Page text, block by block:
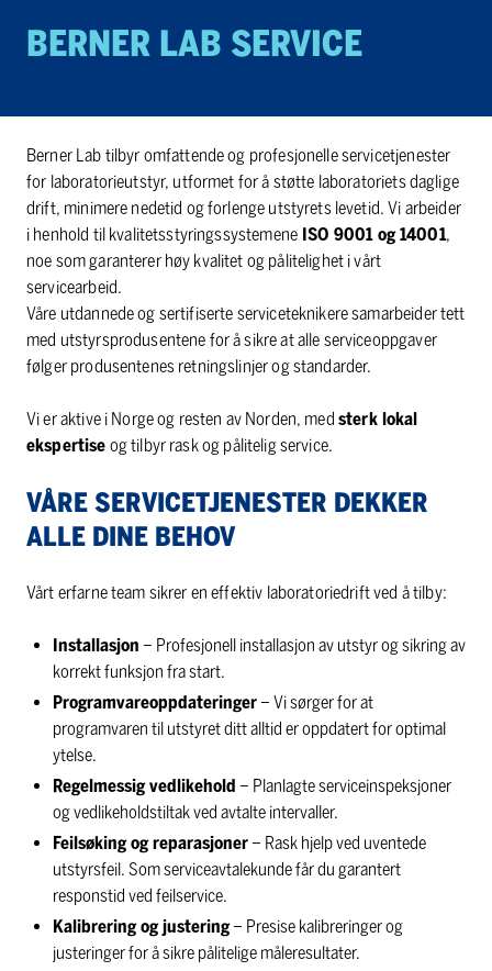
BERNER LAB SERVICE
Berner Lab tilbyr omfattende og profesjonelle servicetjenester
for laboratorieutstyr, utformet for å støtte laboratoriets daglige
drift, minimere nedetid og forlenge utstyrets levetid. Vi arbeider
i henhold til kvalitetsstyringssystemene ISO 9001 og 14001,
noe som garanterer høy kvalitet og pålitelighet i vårt
servicearbeid.
Våre utdannede og sertifiserte serviceteknikere samarbeider tett
med utstyrsprodusentene for å sikre at alle serviceoppgaver
følger produsentenes retningslinjer og standarder.
Vi er aktive i Norge og resten av Norden, med sterk lokal
ekspertise og tilbyr rask og pålitelig service.
VÅRE SERVICETJENESTER DEKKER
ALLE DINE BEHOV
Vårt erfarne team sikrer en effektiv laboratoriedrift ved å tilby:
Installasjon – Profesjonell installasjon av utstyr og sikring av
korrekt funksjon fra start.
Programvareoppdateringer– Vi sørger for at
programvaren til utstyret ditt alltid er oppdatert for optimal
ytelse.
Regelmessig vedlikehold – Planlagte serviceinspeksjoner
og vedlikeholdstiltak ved avtalte intervaller.
Feilsøking og reparasjoner– Rask hjelp ved uventede
utstyrsfeil. Som serviceavtalekunde får du garantert
responstid ved feilservice.
Kalibrering og justering– Presise kalibreringer og
justeringer for å sikre pålitelige måleresultater.